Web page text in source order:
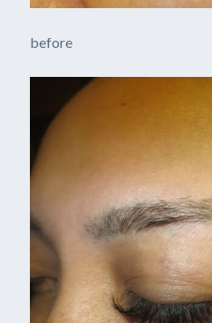
before